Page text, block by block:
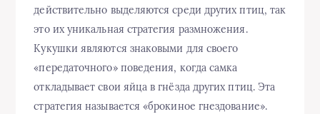
действительно выделяются среди других птиц, так
это их уникальная стратегия размножения.
Кукушки являются знаковыми для своего
«передаточного» поведения, когда самка
откладывает свои яйца в гнёзда других птиц. Эта
стратегия называется «брокиное гнездование».